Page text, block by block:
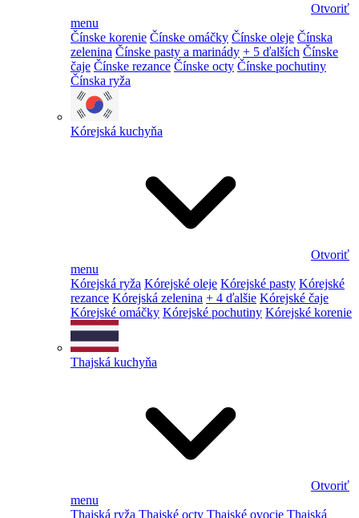
Otvoriť
menu
Čínske korenie Čínske omáčky Čínske oleje Čínska
zelenina Čínske pasty a marinády + 5 ďalších Čínske
čaje Čínske rezance Čínske octy Čínske pochutiny
Čínska ryža
Kórejská kuchyňa
Otvoriť
menu
Kórejská ryža Kórejské oleje Kórejské pasty Kórejské
rezance Kórejská zelenina + 4 ďalšie Kórejské čaje
Kórejské omáčky Kórejské pochutiny Kórejské korenie
Thajská kuchyňa
Otvoriť
menu
Thajská ryža Thajské octy Thajské ovocie Thajská